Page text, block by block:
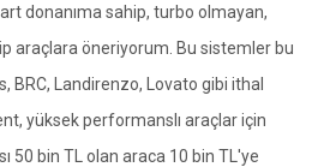
donanıma sahip, turbo olmayan,
araçlara öneriyorum. Bu sistemler bu
BRC, Landirenzo, Lovato gibi ithal
yüksek performanslı araçlar için
50 bin TL olan araca 10 bin TL'ye